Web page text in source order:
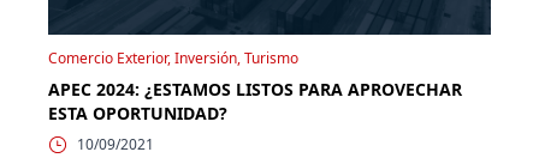
Comercio Exterior, Inversión, Turismo
APEC 2024: ¿ESTAMOS LISTOS PARA APROVECHAR
ESTA OPORTUNIDAD?
10/09/2021